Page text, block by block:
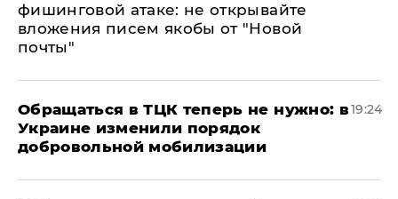
фишинговой атаке: не открывайте
вложения писем якобы от "Новой
почты"
Обращаться в ТЦК теперь не нужно: в
Украине изменили порядок
добровольной мобилизации
19:24